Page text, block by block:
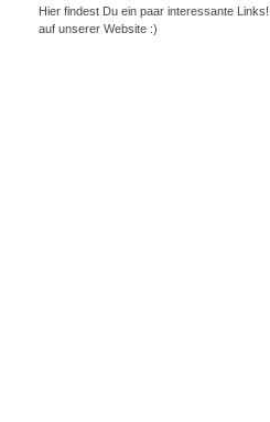
Hier findest Du ein paar interessante
auf unserer Website :)